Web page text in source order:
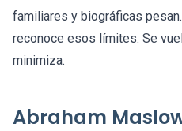
familiares y biográficas
reconoce esos límites. Se
minimiza.
Abraham